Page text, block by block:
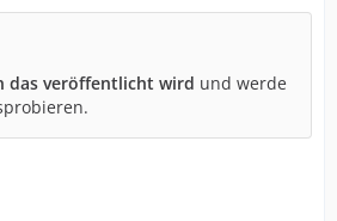
das veröffentlicht wird und werde